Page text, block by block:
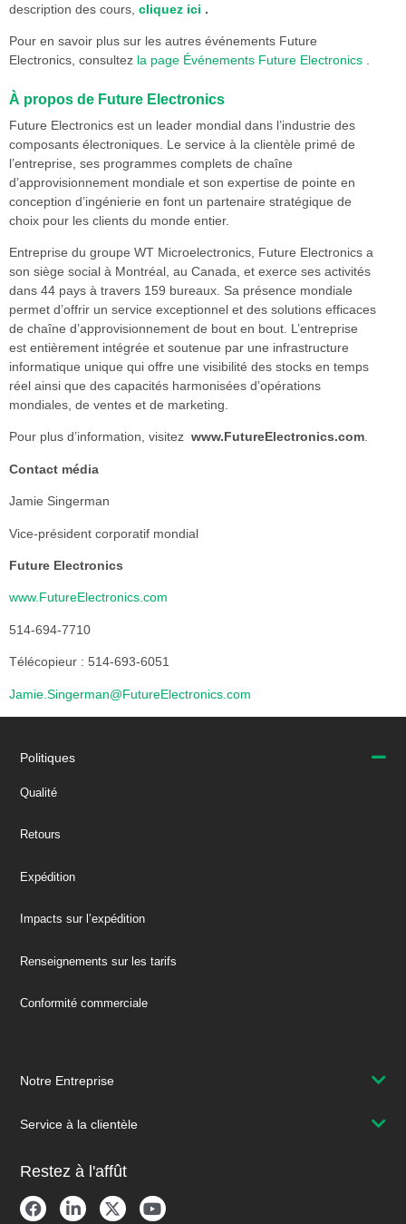
description des cours, cliquez ici .
Pour en savoir plus sur les autres événements Future
Electronics, consultez la page Événements Future Electronics .
À propos de Future Electronics
Future Electronics est un leader mondial dans l’industrie des
composants électroniques. Le service à la clientèle primé de
l’entreprise, ses programmes complets de chaîne
d’approvisionnement mondiale et son expertise de pointe en
conception d’ingénierie en font un partenaire stratégique de
choix pour les clients du monde entier.
Entreprise du groupe WT Microelectronics, Future Electronics a
son siège social à Montréal, au Canada, et exerce ses activités
dans 44 pays à travers 159 bureaux. Sa présence mondiale
permet d’offrir un service exceptionnel et des solutions efficaces
de chaîne d’approvisionnement de bout en bout. L’entreprise
est entièrement intégrée et soutenue par une infrastructure
informatique unique qui offre une visibilité des stocks en temps
réel ainsi que des capacités harmonisées d’opérations
mondiales, de ventes et de marketing.
Pour plus d’information, visitez www.FutureElectronics.com.
Contact média
Jamie Singerman
Vice-président corporatif mondial
Future Electronics
www.FutureElectronics.com
514-694-7710
Télécopieur : 514-693-6051
Jamie.Singerman@FutureElectronics.com
Politiques
Qualité
Retours
Expédition
Impacts sur l’expédition
Renseignements sur les tarifs
Conformité commerciale
Notre Entreprise
Service à la clientèle
Restez à l'affût